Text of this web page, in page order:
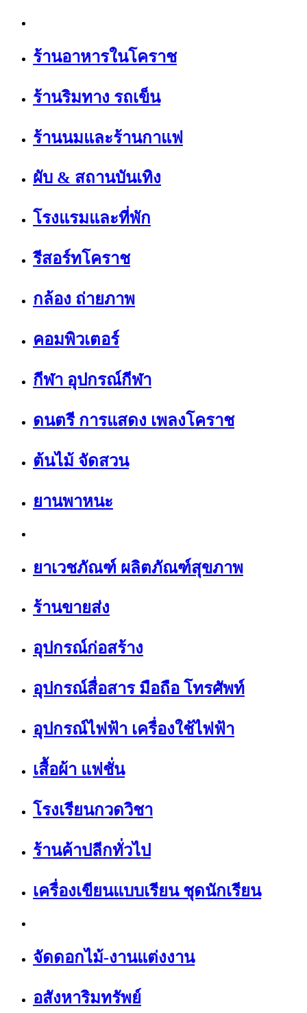
ร้านอาหารในโคราช
ร้านริมทาง รถเข็น
ร้านนมและร้านกาแฟ
ผับ & สถานบันเทิง
โรงแรมและที่พัก
รีสอร์ทโคราช
กล้อง ถ่ายภาพ
คอมพิวเตอร์
กีฬา อุปกรณ์กีฬา
ดนตรี การแสดง เพลงโคราช
ต้นไม้ จัดสวน
ยานพาหนะ
ยาเวชภัณฑ์ ผลิตภัณฑ์สุขภาพ
ร้านขายส่ง
อุปกรณ์ก่อสร้าง
อุปกรณ์สื่อสาร มือถือ โทรศัพท์
อุปกรณ์ไฟฟ้า เครื่องใช้ไฟฟ้า
เสื้อผ้า แฟชั่น
โรงเรียนกวดวิชา
ร้านค้าปลีกทั่วไป
เครื่องเขียนแบบเรียน ชุดนักเรียน
จัดดอกไม้-งานแต่งงาน
อสังหาริมทรัพย์